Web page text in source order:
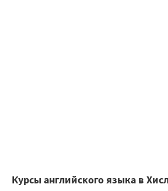
Курсы английского языка в